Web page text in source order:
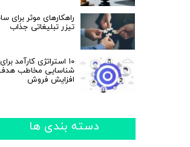
دسته بندی ها
راهکارهای موثر برای
تیزر تبلیغاتی جذاب
۱۰ استراتژی کارآمد برای
شناسایی مخاطب
افزایش فروش